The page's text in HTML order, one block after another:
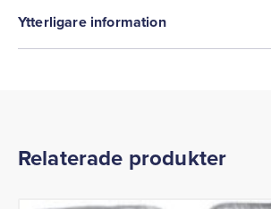
Ytterligare information
Relaterade produkter